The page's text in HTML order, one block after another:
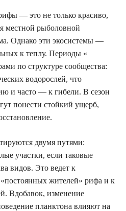
— это не только красиво,
местной рыболовной
Однако эти экосистемы —
к теплу. Периоды «
по структуре сообщества:
водорослей, что
и часто — к гибели. В сезон
понести стойкий ущерб,
двумя путями:
участки, если таковые
видов. Это ведет к
жителей» рифа и к
Вдобавок, изменение
планктона влияют на